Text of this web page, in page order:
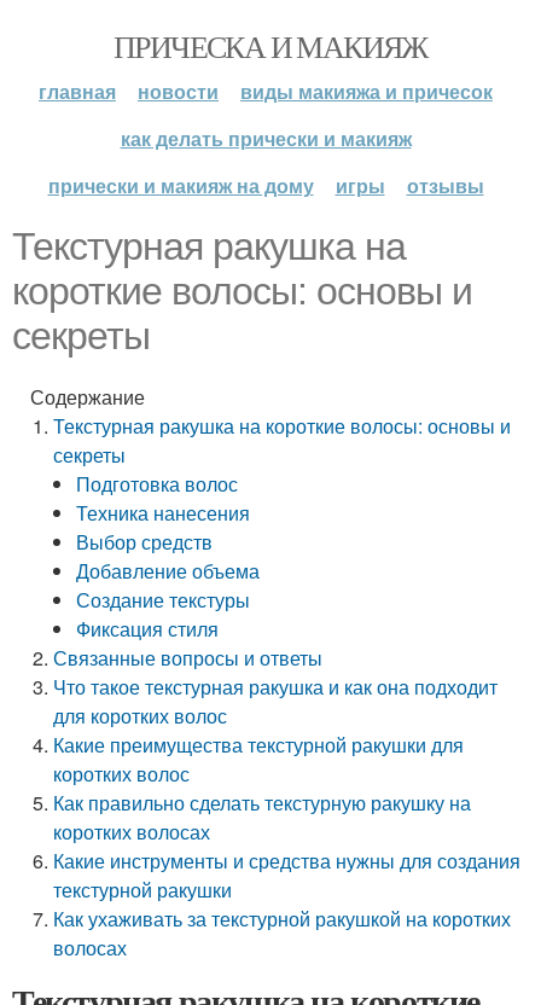
ПРИЧЕСКА И МАКИЯЖ
главная новости
виды макияжа и причесок
как делать прически и макияж
прически и макияж на дому
игры отзывы
Текстурная ракушка на
короткие волосы: основы и
секреты
Содержание
Текстурная ракушка на короткие волосы: основы и
секреты
Подготовка волос
Техника нанесения
Выбор средств
Добавление объема
Создание текстуры
Фиксация стиля
Связанные вопросы и ответы
Что такое текстурная ракушка и как она подходит
для коротких волос
Какие преимущества текстурной ракушки для
коротких волос
Как правильно сделать текстурную ракушку на
коротких волосах
Какие инструменты и средства нужны для создания
текстурной ракушки
Как ухаживать за текстурной ракушкой на коротких
волосах